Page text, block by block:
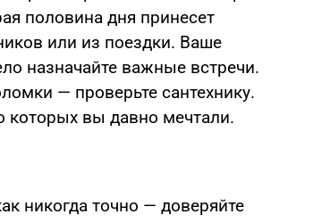
половина дня принесет
или из поездки. Ваше
назначайте важные встречи.
— проверьте сантехнику.
которых вы давно мечтали.
никогда точно — доверяйте